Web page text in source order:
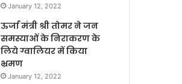
January 12, 2022
ऊर्जा मंत्री श्री तोमर ने जन
समस्याओं के निराकरण के
लिये ग्वालियर में किया
भ्रमण
January 12, 2022